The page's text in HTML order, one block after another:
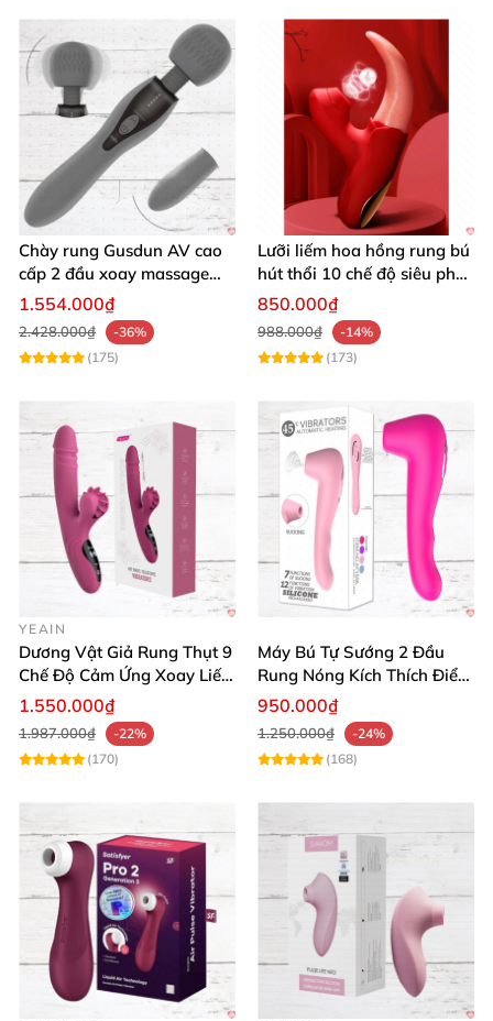
Chày rung Gusdun AV cao
cấp 2 đầu xoay massage
kích thích
1.554.000₫
2.428.000₫
-36%
(175)
Lưỡi liếm hoa hồng rung bú
hút thổi 10 chế độ siêu phê
kích thích
850.000₫
988.000₫
-14%
(173)
YEAIN
Dương Vật Giả Rung Thụt 9
Chế Độ Cảm Ứng Xoay Liếm
Toả Nhiệt Cao Cấp
1.550.000₫
1.987.000₫
-22%
(170)
Máy Bú Tự Sướng 2 Đầu
Rung Nóng Kích Thích Điểm
G Sung Sướng
950.000₫
1.250.000₫
-24%
(168)